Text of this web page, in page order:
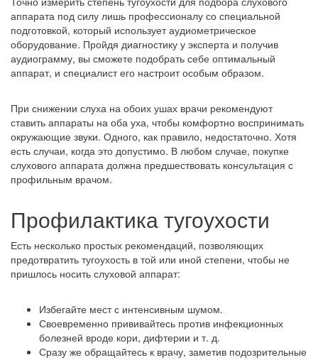
аппарата под силу лишь профессионалу со специальной
подготовкой, который использует аудиометрическое
оборудование. Пройдя диагностику у эксперта и получив
аудиограмму, вы сможете подобрать себе оптимальный
аппарат, и специалист его настроит особым образом.
При снижении слуха на обоих ушах врачи рекомендуют
ставить аппараты на оба уха, чтобы комфортно воспринимать
окружающие звуки. Одного, как правило, недостаточно. Хотя
есть случаи, когда это допустимо. В любом случае, покупке
слухового аппарата должна предшествовать консультация с
профильным врачом.
Профилактика тугоухости
Есть несколько простых рекомендаций, позволяющих
предотвратить тугоухость в той или иной степени, чтобы не
пришлось носить слуховой аппарат:
Избегайте мест с интенсивным шумом.
Своевременно прививайтесь против инфекционных
болезней вроде кори, дифтерии и т. д.
Сразу же обращайтесь к врачу, заметив подозрительные